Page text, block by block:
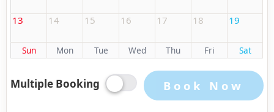
13 14 15 16 17 18 19
Sun Mon Tue Wed Thu Fri Sat
Multiple Booking Book Now